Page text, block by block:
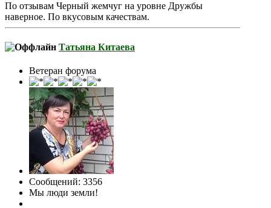
По отзывам Черный жемчуг на уровне Дружбы
наверное. По вкусовым качествам.
Татьяна Китаева
Ветеран форума
Сообщений: 3356
Мы люди земли!